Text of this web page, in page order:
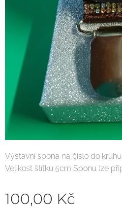
Výstavní spona na číslo do
Velikost štítku 5cm Sponu lze
100,00 Kč